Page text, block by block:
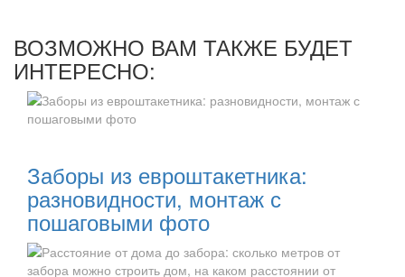
ВОЗМОЖНО ВАМ ТАКЖЕ БУДЕТ
ИНТЕРЕСНО:
Заборы из евроштакетника:
разновидности, монтаж с
пошаговыми фото